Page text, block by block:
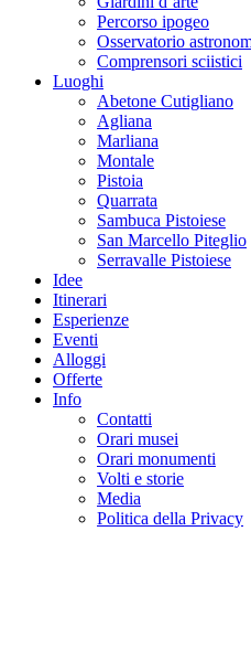
Percorso ipogeo
Osservatorio
Comprensori sciistici
Luoghi
Abetone Cutigliano
Agliana
Marliana
Montale
Pistoia
Quarrata
Sambuca Pistoiese
San Marcello Piteglio
Serravalle Pistoiese
Idee
Itinerari
Esperienze
Eventi
Alloggi
Offerte
Info
Contatti
Orari musei
Orari monumenti
Volti e storie
Media
Politica della Privacy